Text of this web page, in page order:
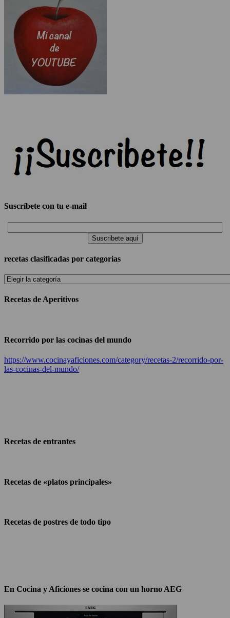
Suscríbete con tu e-mail
recetas clasificadas por categorias
recetas
por
Recetas de Aperitivos
Recorrido por las cocinas del mundo
https://www.cocinayaficiones.com/category/recetas-2/recorrido-por-
las-cocinas-del-mundo/
Recetas de entrantes
Recetas de «platos principales»
Recetas de postres de todo tipo
En Cocina y Aficiones se cocina con un horno AEG